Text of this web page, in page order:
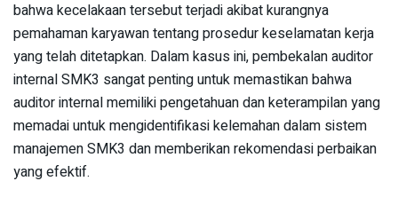
bahwa kecelakaan tersebut terjadi akibat kurangnya
pemahaman karyawan tentang prosedur keselamatan kerja
yang telah ditetapkan. Dalam kasus ini, pembekalan auditor
internal SMK3 sangat penting untuk memastikan bahwa
auditor internal memiliki pengetahuan dan keterampilan yang
memadai untuk mengidentifikasi kelemahan dalam sistem
manajemen SMK3 dan memberikan rekomendasi perbaikan
yang efektif.